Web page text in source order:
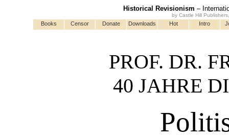
Historical Revisionism –
by Castle Hill
PROF. DR.
40 JAHRE
Books Censor Donate Downloads Hot Intro